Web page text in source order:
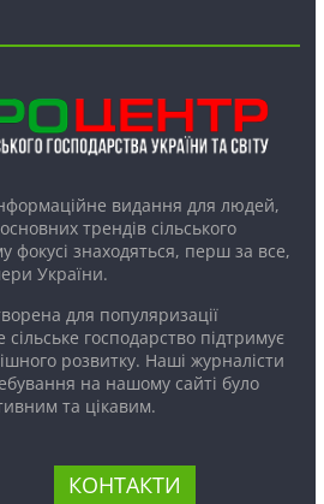
видання для людей,
трендів сільського
фокусі знаходяться, перш за все,
України.
для популяризації
господарство підтримує
розвитку. Наші журналісти
на нашому сайті було
та цікавим.
КОНТАКТИ